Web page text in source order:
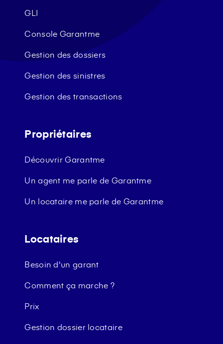
GLI
Console Garantme
Gestion des dossiers
Gestion des sinistres
Gestion des transactions
Propriétaires
Découvrir Garantme
Un agent me parle de Garantme
Un locataire me parle de Garantme
Locataires
Besoin d'un garant
Comment ça marche ?
Prix
Gestion dossier locataire